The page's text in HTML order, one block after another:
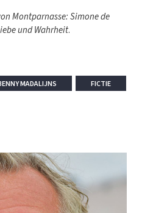
Montparnasse: Simone de
und Wahrheit.
MADALIJNS FICTIE